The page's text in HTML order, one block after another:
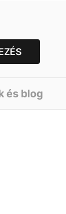
és blog